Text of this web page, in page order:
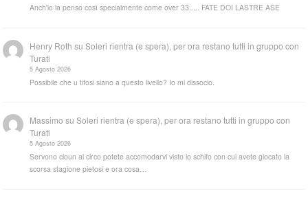
Anch'io la penso così specialmente come over 33..... FATE DOI LASTRE ASE
Henry Roth suSoleri rientra (e spera), per ora restano tutti in gruppo con
Turati
5 Agosto 2026
Possibile che u tifosi siano a questo livello? Io mi dissocio.
Massimo suSoleri rientra (e spera), per ora restano tutti in gruppo con
Turati
5 Agosto 2026
Servono cloun al circo potete accomodarvi visto lo schifo con cui avete giocato la
scorsa stagione pietosi e ora cosa…